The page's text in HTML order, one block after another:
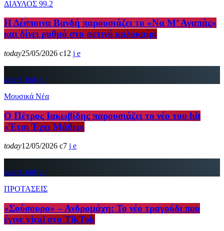
ΔΙΑΥΛΟΣ 99.2
Η Δέσποινα Βανδή παρουσιάζει το «Να Μ’ Αγαπάς»
και δίνει ρυθμό στο φετινό καλοκαίρι
today25/05/2026 12
insert_link
Μουσικά Νέα
Ο Πέτρος Ιακωβίδης παρουσιάζει το νέο του hit
«Έτσι Έχει Μάθει»
today12/05/2026 7
insert_link
ΠΡΟΤΑΣΕΙΣ
«Σούσουρο» – Ανδρομάχη: Το νέο τραγούδι που
έγινε viral στο TikTok